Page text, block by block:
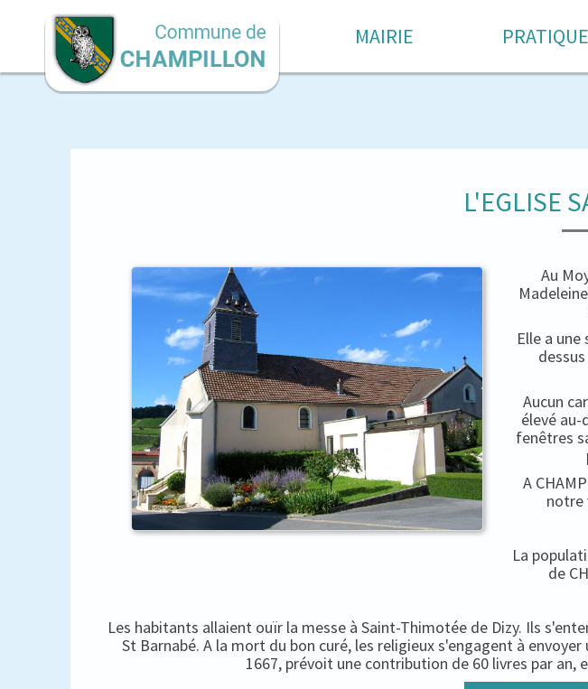
MAIRIE PRATIQUE
L'EGLISE
Au
Elle a
Aucun
élevé
fenêtres
A
notre
La
de
Les habitants allaient ouïr la messe à Saint-Thimotée de Dizy. Ils
St Barnabé. A la mort du bon curé, les religieux s'engagent à
1667, prévoit une contribution de 60 livres par an,